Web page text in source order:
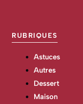
RUBRIQUES
Astuces
Autres
Dessert
Maison